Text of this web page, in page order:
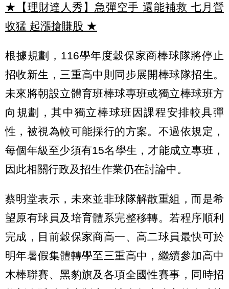
★【理財達人秀】急彈空手 還能補救 七月營
收猛 起漲搶賺股 ★
根據規劃，116學年度穀保家商棒球隊將停止
招收新生，三重高中則同步展開棒球隊招生。
未來將朝設立體育班棒球專班或獨立棒球班方
向規劃，其中獨立棒球班因課程安排較具彈
性，被視為較可能採行的方案。不過依規定，
每個年級至少須有15名學生，才能成立專班，
因此相關行政及招生作業仍在討論中。
蔡明堂表示，未來並非球隊解散重組，而是希
望原有球員及培育體系完整移轉。若程序順利
完成，目前穀保家商高一、高二球員最快可於
明年暑假集體轉學至三重高中，繼續參加高中
木棒聯賽、黑豹旗及各項全國性賽事，同時招